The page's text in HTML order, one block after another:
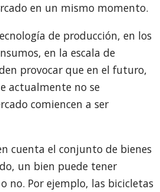
en un mismo momento.
de producción, en los
en la escala de
provocar que en el futuro,
actualmente no se
comiencen a ser
cuenta el conjunto de bienes
un bien puede tener
no. Por ejemplo, las bicicletas